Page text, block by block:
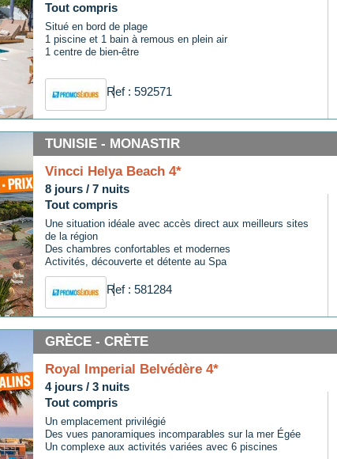
Tout compris
Situé en bord de plage
1 piscine et 1 bain à remous en plein air
1 centre de bien-être
Ref : 592571
TUNISIE - MONASTIR
Vincci Helya Beach 4*
8 jours / 7 nuits
Tout compris
Une situation idéale avec accès direct aux meilleurs sites
de la région
Des chambres confortables et modernes
Activités, découverte et détente au Spa
Ref : 581284
GRÈCE - CRÈTE
Royal Imperial Belvédère 4*
4 jours / 3 nuits
Tout compris
Un emplacement privilégié
Des vues panoramiques incomparables sur la mer Égée
Un complexe aux activités variées avec 6 piscines